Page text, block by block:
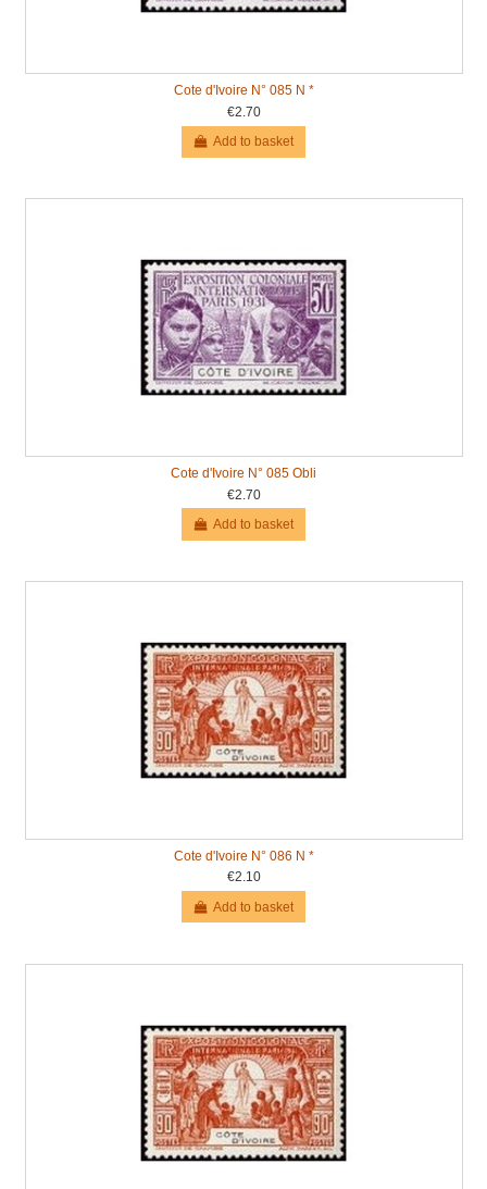
Cote d'Ivoire N° 085 N *
€2.70
Add to basket
Cote d'Ivoire N° 085 Obli
€2.70
Add to basket
Cote d'Ivoire N° 086 N *
€2.10
Add to basket